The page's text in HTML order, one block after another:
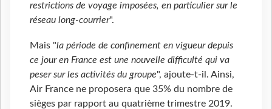
restrictions de voyage imposées, en particulier sur le
réseau long-courrier".
Mais "la période de confinement en vigueur depuis
ce jour en France est une nouvelle difficulté qui va
peser sur les activités du groupe", ajoute-t-il. Ainsi,
Air France ne proposera que 35% du nombre de
sièges par rapport au quatrième trimestre 2019.